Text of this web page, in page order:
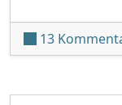
13